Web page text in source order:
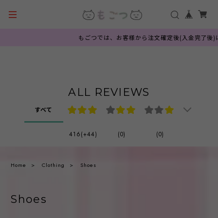
もごつでは、お客様から注文確定後(入金完了後)に
ALL REVIEWS
すべて
416(+44) (0) (0)
Home Clothing Shoes
Shoes